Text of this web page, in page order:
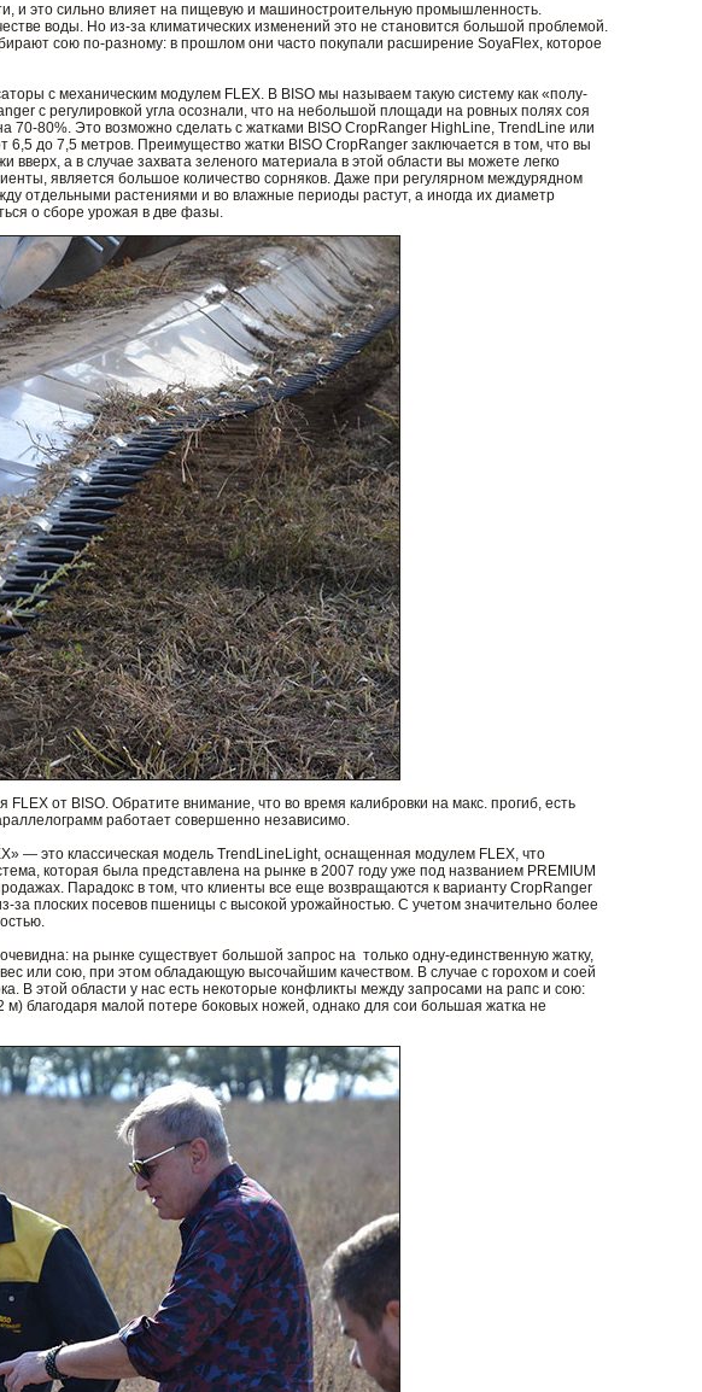
и это сильно влияет на пищевую и машиностроительную промышленность.
воды. Но из-за климатических изменений это не становится большой проблемой.
сою по-разному: в прошлом они часто покупали расширение SoyaFlex, которое
с механическим модулем FLEX. В BISO мы называем такую систему как «полу-
с регулировкой угла осознали, что на небольшой площади на ровных полях соя
70-80%. Это возможно сделать с жатками BISO CropRanger HighLine, TrendLine или
до 7,5 метров. Преимущество жатки BISO CropRanger заключается в том, что вы
а в случае захвата зеленого материала в этой области вы можете легко
является большое количество сорняков. Даже при регулярном междурядном
отдельными растениями и во влажные периоды растут, а иногда их диаметр
о сборе урожая в две фазы.
от BISO. Обратите внимание, что во время калибровки на макс. прогиб, есть
работает совершенно независимо.
— это классическая модель TrendLineLight, оснащенная модулем FLEX, что
которая была представлена на рынке в 2007 году уже под названием PREMIUM
Парадокс в том, что клиенты все еще возвращаются к варианту CropRanger
за плоских посевов пшеницы с высокой урожайностью. С учетом значительно более
на рынке существует большой запрос на только одну-единственную жатку,
или сою, при этом обладающую высочайшим качеством. В случае с горохом и соей
В этой области у нас есть некоторые конфликты между запросами на рапс и сою:
благодаря малой потере боковых ножей, однако для сои большая жатка не